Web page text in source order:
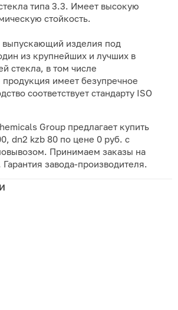
типа 3.3. Имеет высокую
стойкость.
изделия под
из крупнейших и лучших в
стекла, в том числе
продукция имеет безупречное
соответствует стандарту ISO
Group предлагает купить
dn2 kzb 80 по цене 0 руб. с
Принимаем заказы на
завода-производителя.